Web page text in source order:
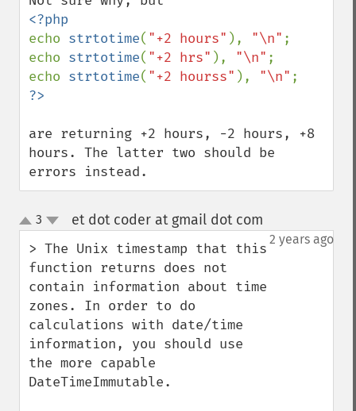
echo strtotime( "+2 hours" ), "\n" ;
echo strtotime( "+2 hrs" ), "\n" ;
echo strtotime( "+2 hourss" ), "\n"
are returning +2 hours, -2 hours, +8
hours. The latter two should be
errors instead.
up
down
3 et dot coder at gmail dot com
2 years ago
> The Unix timestamp that this
function returns does not
contain information about time
zones. In order to do
calculations with date/time
information, you should use
the more capable
DateTimeImmutable.